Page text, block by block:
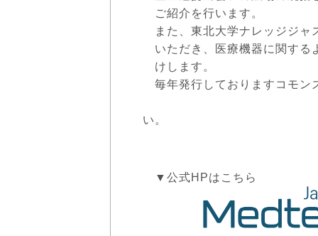
ご紹介を行います。
また、東北大学ナレッジジャ
いただき、医療機器に関する
けします。
毎年発行しておりますコモン
い。
▼公式HPはこちら